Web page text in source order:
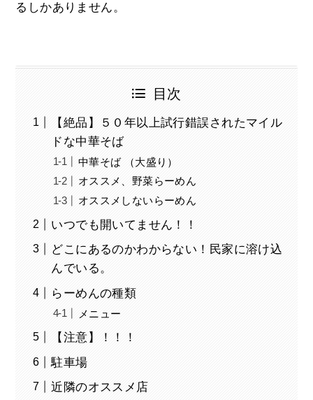
るしかありません。
目次
【絶品】５０年以上試行錯誤されたマイル
ドな中華そば
中華そば （大盛り）
オススメ、野菜らーめん
オススメしないらーめん
いつでも開いてません！！
どこにあるのかわからない！民家に溶け込
んでいる。
らーめんの種類
メニュー
【注意】！！！
駐車場
近隣のオススメ店